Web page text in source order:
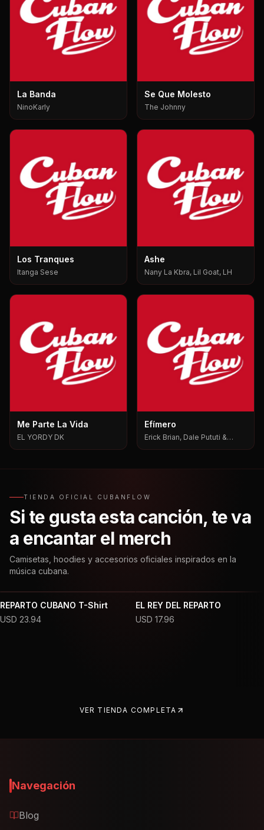
La Banda
NinoKarly
Se Que Molesto
The Johnny
Los Tranques
Itanga Sese
Ashe
Nany La Kbra, Lil Goat, LH
Me Parte La Vida
EL YORDY DK
Efímero
Erick Brian, Dale Pututi &
TIENDA OFICIAL CUBANFLOW
Si te gusta esta canción, te va
a encantar el merch
Camisetas, hoodies y accesorios oficiales inspirados en la
música cubana.
REPARTO CUBANO T-Shirt
USD 23.94
EL REY DEL REPARTO
USD 17.96
VER TIENDA COMPLETA
Navegación
Blog